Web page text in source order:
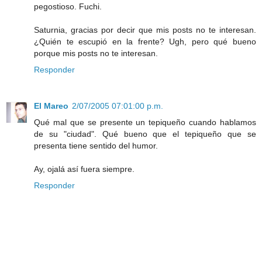
pegostioso. Fuchi.
Saturnia, gracias por decir que mis posts no te interesan.
¿Quién te escupió en la frente? Ugh, pero qué bueno
porque mis posts no te interesan.
Responder
El Mareo 2/07/2005 07:01:00 p.m.
Qué mal que se presente un tepiqueño cuando hablamos
de su "ciudad". Qué bueno que el tepiqueño que se
presenta tiene sentido del humor.
Ay, ojalá así fuera siempre.
Responder